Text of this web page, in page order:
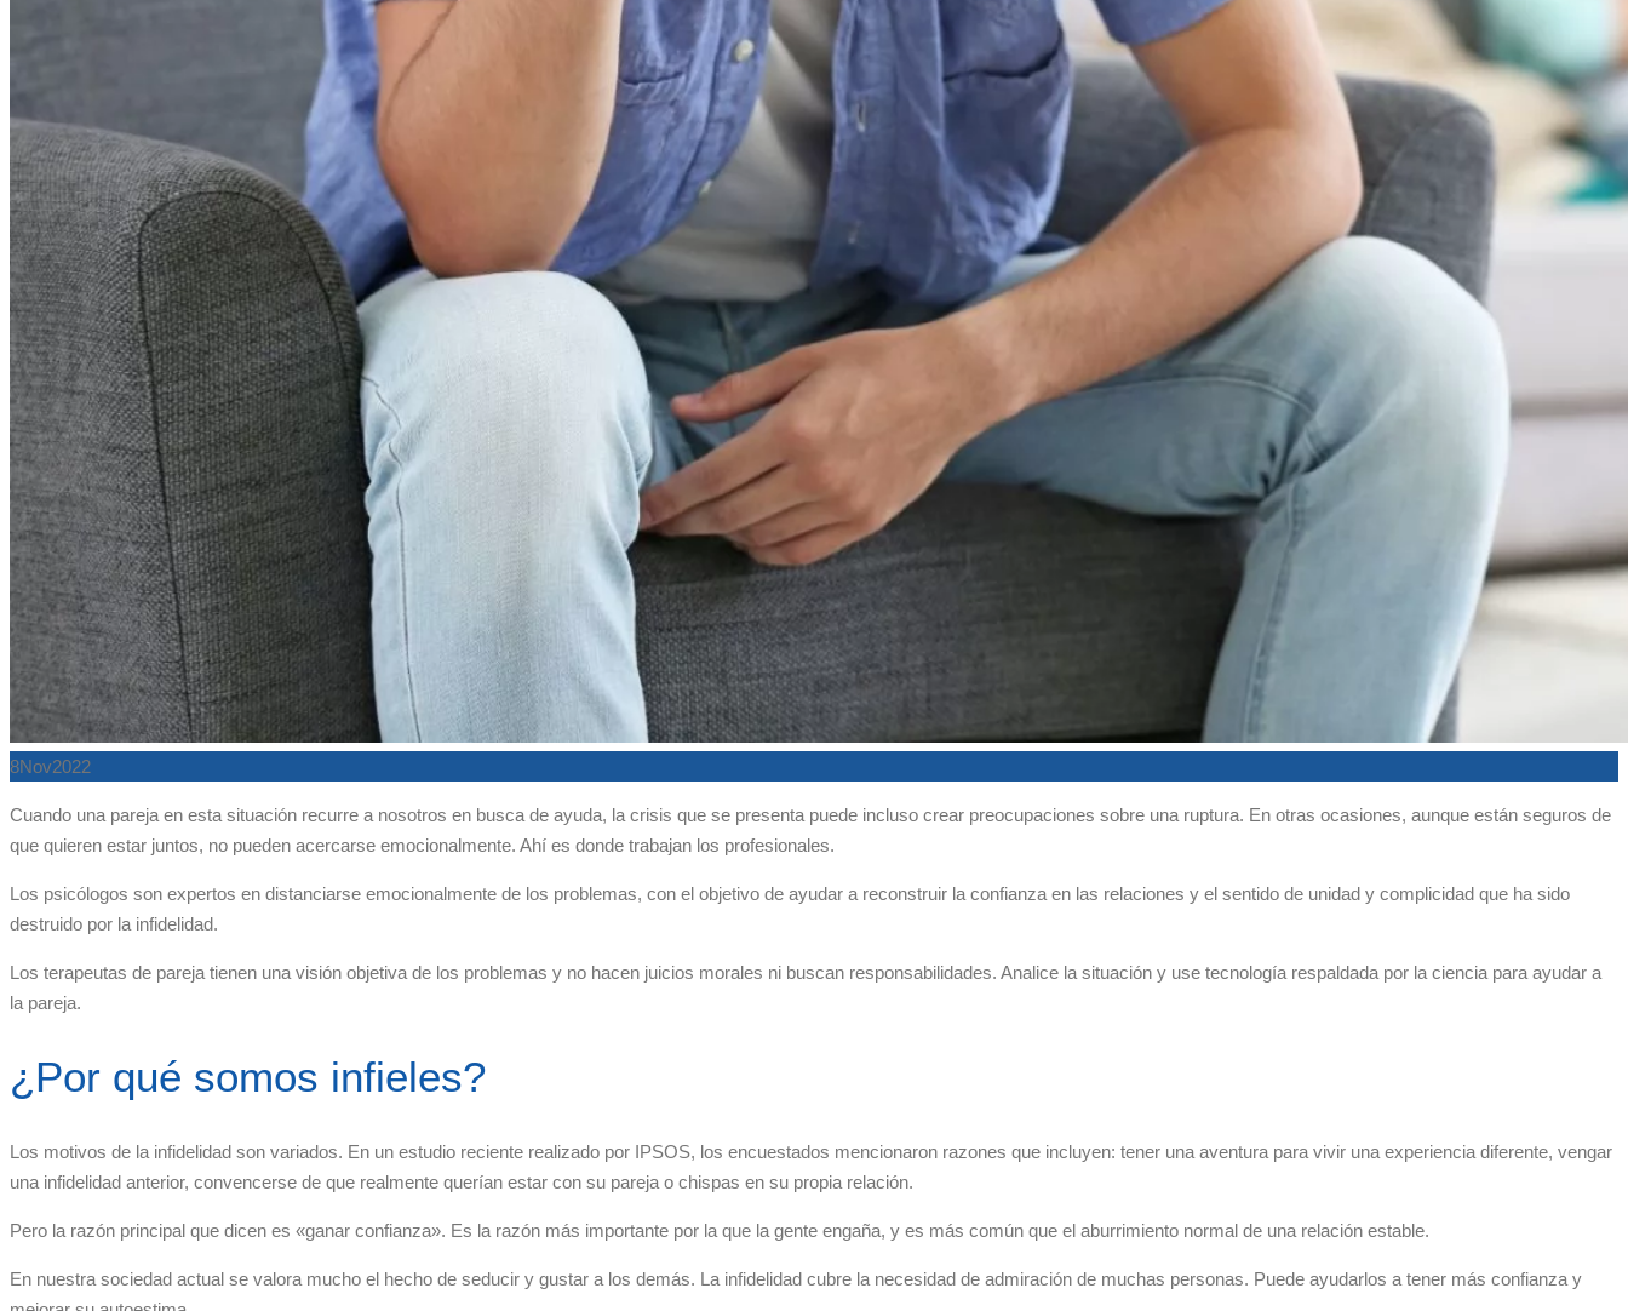
8Nov2022
Cuando una pareja en esta situación recurre a nosotros en busca de ayuda, la crisis que se presenta puede incluso crear preocupaciones sobre una ruptura. En otras ocasiones, aunque están seguros de
que quieren estar juntos, no pueden acercarse emocionalmente. Ahí es donde trabajan los profesionales.
Los psicólogos son expertos en distanciarse emocionalmente de los problemas, con el objetivo de ayudar a reconstruir la confianza en las relaciones y el sentido de unidad y complicidad que ha sido
destruido por la infidelidad.
Los terapeutas de pareja tienen una visión objetiva de los problemas y no hacen juicios morales ni buscan responsabilidades. Analice la situación y use tecnología respaldada por la ciencia para ayudar a
la pareja.
¿Por qué somos infieles?
Los motivos de la infidelidad son variados. En un estudio reciente realizado por IPSOS, los encuestados mencionaron razones que incluyen: tener una aventura para vivir una experiencia diferente, vengar
una infidelidad anterior, convencerse de que realmente querían estar con su pareja o chispas en su propia relación.
Pero la razón principal que dicen es «ganar confianza». Es la razón más importante por la que la gente engaña, y es más común que el aburrimiento normal de una relación estable.
En nuestra sociedad actual se valora mucho el hecho de seducir y gustar a los demás. La infidelidad cubre la necesidad de admiración de muchas personas. Puede ayudarlos a tener más confianza y